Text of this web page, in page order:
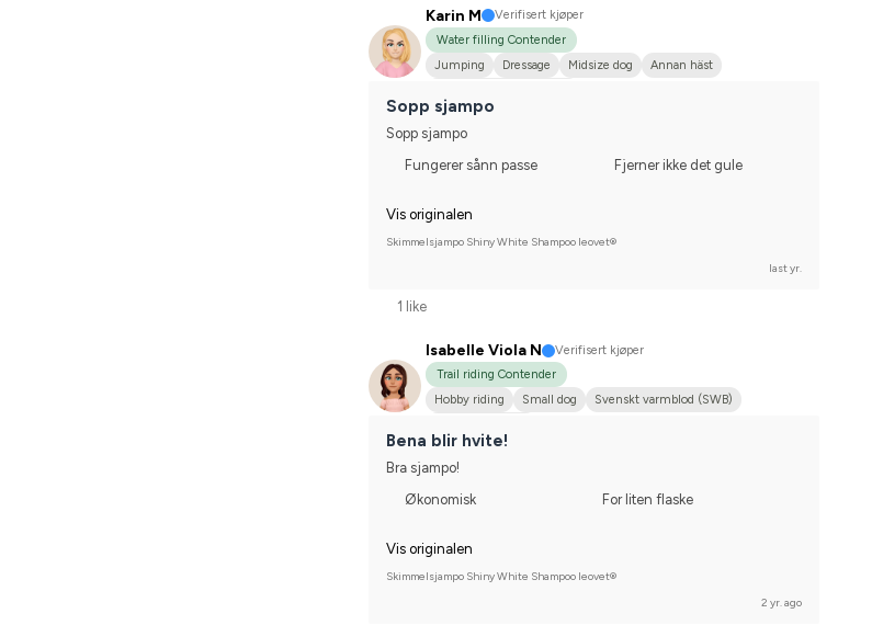
Karin M
Verifisert kjøper
Water filling Contender
Jumping
Dressage Midsize dog
Annan häst
Sopp sjampo
Sopp sjampo
Fungerer sånn passe
Fjerner ikke det gule
Vis originalen
Skimmelsjampo Shiny White Shampoo leovet®
last yr.
1 like
Isabelle Viola N
Verifisert kjøper
Trail riding Contender
Hobby riding
Small dog
Svenskt varmblod (SWB)
Bena blir hvite!
Bra sjampo!
Økonomisk
For liten flaske
Vis originalen
Skimmelsjampo Shiny White Shampoo leovet®
2 yr. ago